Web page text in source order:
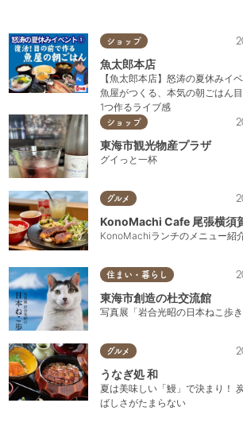
ショップ
魚太郎本店
【魚太郎本店】怒涛の夏休みイ
魚屋がつくる、本気の朝ごはん
1つ作るライブ感
ショップ
東海市観光物産プラザ
グイっと一杯
グルメ
KonoMachi Cafe 尾張横須
KonoMachiランチのメニュー紹
住まい・暮らし
東海市創造の杜交流館
写真展「岩合光昭の日本ねこ歩
グルメ
うなぎ処 和
夏は美味しい「鰻」で決まり！
ばしさがたまらない